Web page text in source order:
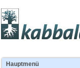
Hauptmenü